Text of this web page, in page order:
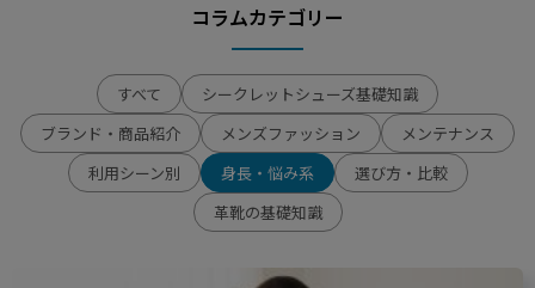
コラムカテゴリー
すべて
シークレットシューズ基礎知識
ブランド・商品紹介
メンズファッション
メンテナンス
利用シーン別
身長・悩み系
選び方・比較
革靴の基礎知識